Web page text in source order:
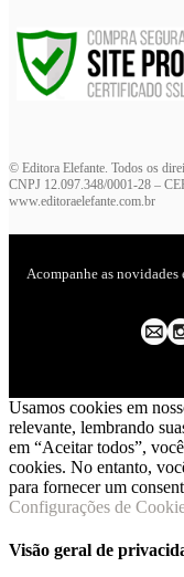
© Editora Elefante. Todos os
CNPJ 12.097.348/0001-28 –
www.editoraelefante.com.br
Acompanhe as novidades
Usamos cookies em
relevante, lembrando
em “Aceitar todos”,
cookies. No entanto,
para fornecer um
Configurações de
Visão geral de